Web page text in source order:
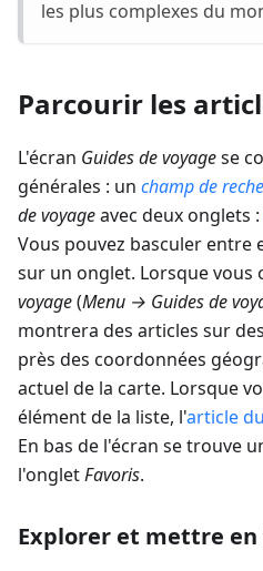
les plus complexes du
Parcourir les
L'écran Guides de voyagese
générales : un champ de
de voyageavec deux onglets :
Vous pouvez basculer entre
sur un onglet. Lorsque vous
voyage(Menu → Guides de
montrera des articles sur
près des coordonnées
actuel de la carte. Lorsque
élément de la liste, l'article
En bas de l'écran se trouve
l'ongletFavoris.
Explorer et mettre